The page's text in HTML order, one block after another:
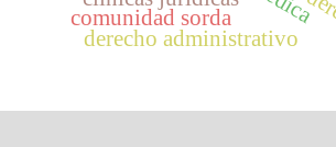
comunidad sorda
derecho administrativo